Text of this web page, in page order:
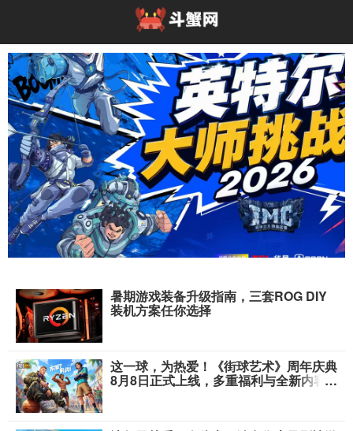
高能开局！英特尔大师挑战赛亮相2026
暑期游戏装备升级指南，三套ROG DIY
装机方案任你选择
这一球，为热爱！《街球艺术》周年庆典
8月8日正式上线，多重福利与全新内容